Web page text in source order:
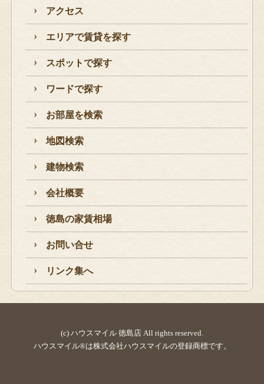
アクセス
エリアで賃貸を探す
スポットで探す
ワードで探す
お部屋を検索
地図検索
建物検索
会社概要
徳島の家賃相場
お問い合せ
リンク集へ
(c) ハウスマイル 徳島店 All rights reserved.
ハウスマイル®は株式会社ハウスマイルの登録商標です。